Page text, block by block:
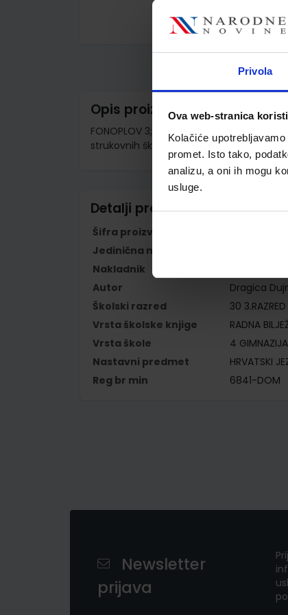
Privola
Ova web-stranica
Kolačiće
promet. Isto tako,
analizu, a oni ih mogu
usluge.
gallery
Opis proizvoda
FONOPLOV 3; (140 sati) integrirana
strukovnih škola
Detalji proizvoda
Šifra proizvoda
Jedinična mjera
Nakladnik
Autor
Dragica
Školski razred
30 3.RAZRED
Vrsta školske knjige
RADNA
Vrsta škole
4
Nastavni predmet
HRVATSKI
Reg br min
6841-DOM
Newsletter
prijava